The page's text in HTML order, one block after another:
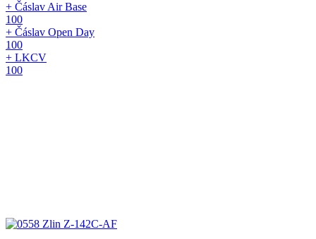
+ Čáslav Air Base
100
+ Čáslav Open Day
100
+ LKCV
100